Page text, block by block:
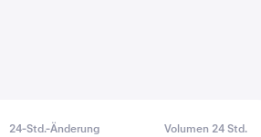
24-Std.-Änderung Volumen 24 Std.